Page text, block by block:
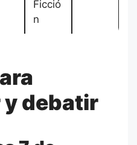
Ficció
n
debatir